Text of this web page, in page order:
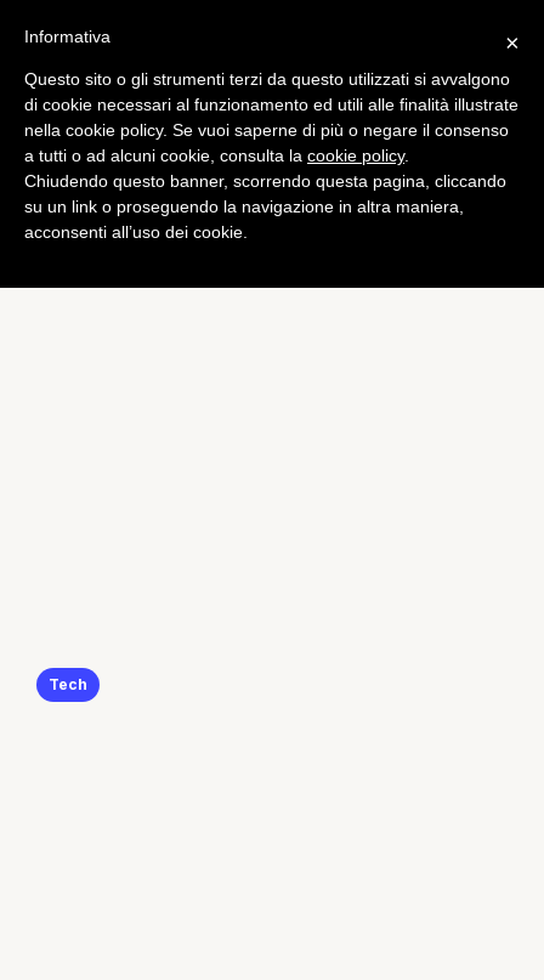
Tech
×
Informativa
Questo sito o gli strumenti terzi da questo utilizzati si avvalgono
di cookie necessari al funzionamento ed utili alle finalità illustrate
nella cookie policy. Se vuoi saperne di più o negare il consenso
a tutti o ad alcuni cookie, consulta la cookie policy.
Chiudendo questo banner, scorrendo questa pagina, cliccando
su un link o proseguendo la navigazione in altra maniera,
acconsenti all’uso dei cookie.